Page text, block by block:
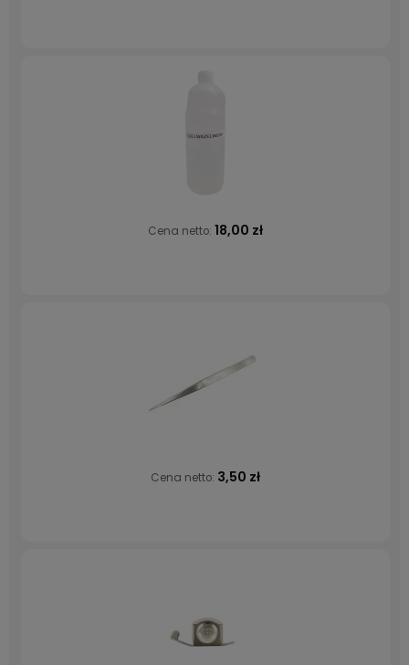
Cena netto: 18,00 zł
Cena netto: 3,50 zł